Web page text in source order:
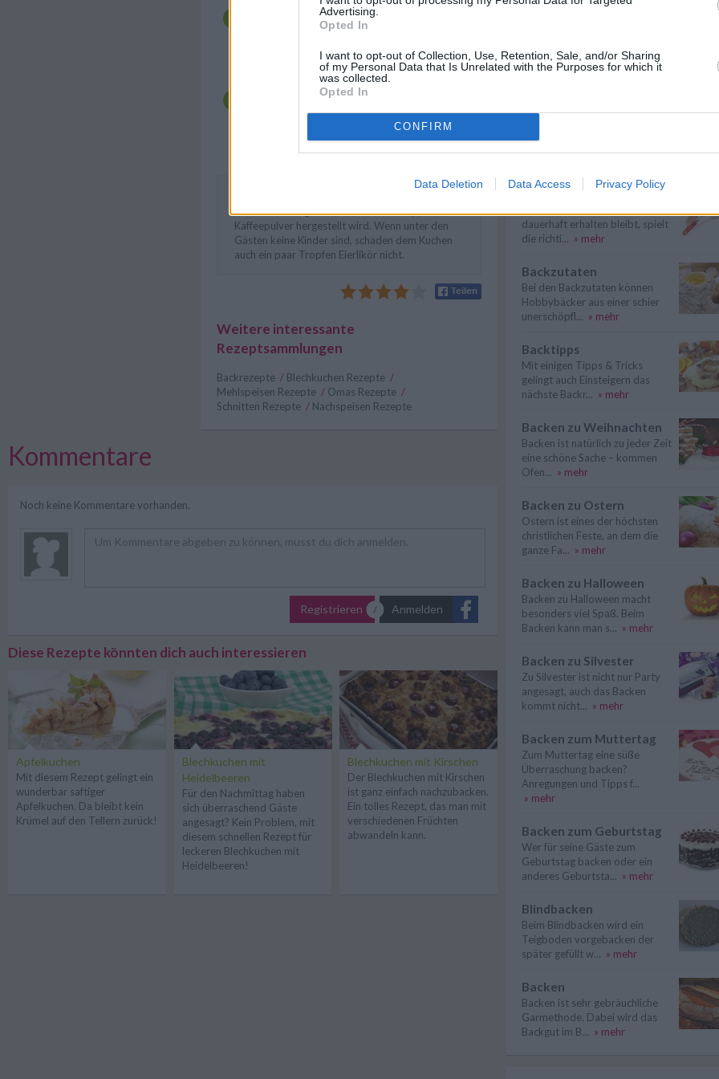
Advertising.
Opted In
I want to opt-out of Collection, Use, Retention, Sale, and/or Sharing
of my Personal Data that Is Unrelated with the Purposes for which it
was collected.
Opted In
CONFIRM
Data Deletion Data Access Privacy Policy
Schlagobers in eine Schüssel geben und mit
dem Handrührgerät steif schlagen. Kakao
gut durchrühren.
Die Marmelade auf dem Kuchen verteilen und
glatt streichen. Zuletzt den Kakaoschlagobers
auf dem Kuchen verteilen und Schokoraspeln
darüber streuen. Gleich servieren oder
kaltstellen.
wenn der Schlagobers statt mit Kakaopulver, mit
Kaffeepulver hergestellt wird. Wenn unter den
Gästen keine Kinder sind, schaden dem Kuchen
auch ein paar Tropfen Eierlikör nicht.
Weitere interessante
Rezeptsammlungen
Backrezepte / Blechkuchen Rezepte /
Mehlspeisen Rezepte / Omas Rezepte /
Schnitten Rezepte / Nachspeisen Rezepte
Kommentare
Noch keine Kommentare vorhanden.
Registrieren Anmelden
Diese Rezepte könnten dich auch interessieren
Apfelkuchen
Mit diesem Rezept gelingt ein
wunderbar saftiger
Apfelkuchen. Da bleibt kein
Krümel auf den Tellern zurück!
Blechkuchen mit
Heidelbeeren
Für den Nachmittag haben
sich überraschend Gäste
angesagt? Kein Problem, mit
diesem schnellen Rezept für
leckeren Blechkuchen mit
Heidelbeeren!
Blechkuchen mit Kirschen
Der Blechkuchen mit Kirschen
ist ganz einfach nachzubacken.
Ein tolles Rezept, das man mit
verschiedenen Früchten
abwandeln kann.
Was tun, wenn sich der Kuchen
nicht aus der Form stürzen lässt?
Pudding klumpt – was tun?
Backzubehör
dauerhaft erhalten bleibt, spielt
die richti... » mehr
Backzutaten
Bei den Backzutaten können
Hobbybäcker aus einer schier
unerschöpfl... » mehr
Backtipps
Mit einigen Tipps & Tricks
gelingt auch Einsteigern das
nächste Backr... » mehr
Backen zu Weihnachten
Backen ist natürlich zu jeder Zeit
eine schöne Sache – kommen
Ofen... » mehr
Backen zu Ostern
Ostern ist eines der höchsten
christlichen Feste, an dem die
ganze Fa... » mehr
Backen zu Halloween
Backen zu Halloween macht
besonders viel Spaß. Beim
Backen kann man s... » mehr
Backen zu Silvester
Zu Silvester ist nicht nur Party
angesagt, auch das Backen
kommt nicht... » mehr
Backen zum Muttertag
Zum Muttertag eine süße
Überraschung backen?
Anregungen und Tipps f...
» mehr
Backen zum Geburtstag
Wer für seine Gäste zum
Geburtstag backen oder ein
anderes Geburtsta... » mehr
Blindbacken
Beim Blindbacken wird ein
Teigboden vorgebacken der
später gefüllt w... » mehr
Backen
Backen ist sehr gebräuchliche
Garmethode. Dabei wird das
Backgut im B... » mehr